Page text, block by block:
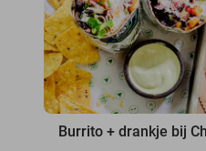
Burrito + drankje bij